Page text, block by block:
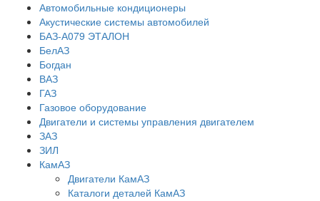
Автомобильные кондиционеры
Акустические системы автомобилей
БАЗ-А079 ЭТАЛОН
БелАЗ
Богдан
ВАЗ
ГАЗ
Газовое оборудование
Двигатели и системы управления двигателем
ЗАЗ
ЗИЛ
КамАЗ
Двигатели КамАЗ
Каталоги деталей КамАЗ